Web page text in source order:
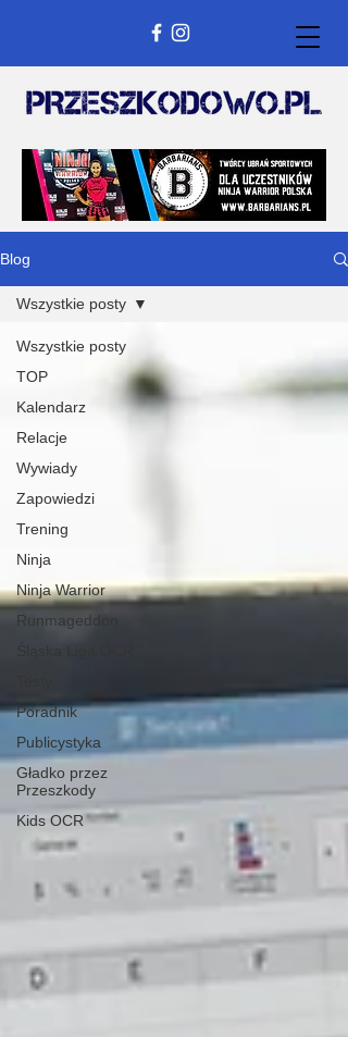
Blog
Wszystkie posty
TOP
Kalendarz
Relacje
Wywiady
Zapowiedzi
Trening
Ninja
Ninja Warrior
Runmageddon
Poradnik
Publicystyka
Gładko przez
Przeszkody
Kids OCR
Wszystkie posty